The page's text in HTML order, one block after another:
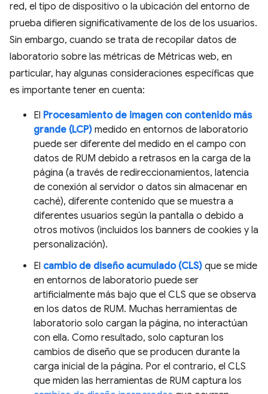
red, el tipo de dispositivo o la ubicación del entorno de
prueba difieren significativamente de los de los usuarios.
Sin embargo, cuando se trata de recopilar datos de
laboratorio sobre las métricas de Métricas web, en
particular, hay algunas consideraciones específicas que
es importante tener en cuenta:
El Procesamiento de imagen con contenido más
grande (LCP) medido en entornos de laboratorio
puede ser diferente del medido en el campo con
datos de RUM debido a retrasos en la carga de la
página (a través de redireccionamientos, latencia
de conexión al servidor o datos sin almacenar en
caché), diferente contenido que se muestra a
diferentes usuarios según la pantalla o debido a
otros motivos (incluidos los banners de cookies y la
personalización).
El cambio de diseño acumulado (CLS) que se mide
en entornos de laboratorio puede ser
artificialmente más bajo que el CLS que se observa
en los datos de RUM. Muchas herramientas de
laboratorio solo cargan la página, no interactúan
con ella. Como resultado, solo capturan los
cambios de diseño que se producen durante la
carga inicial de la página. Por el contrario, el CLS
que miden las herramientas de RUM captura los